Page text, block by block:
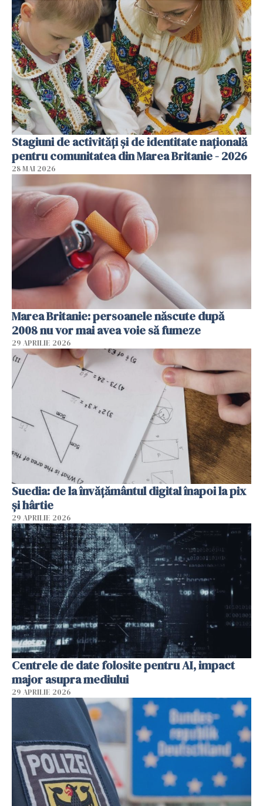
Stagiuni de activități și de identitate națională
pentru comunitatea din Marea Britanie - 2026
28 MAI 2026
Marea Britanie: persoanele născute după
2008 nu vor mai avea voie să fumeze
29 APRILIE 2026
Suedia: de la învățământul digital înapoi la pix
și hârtie
29 APRILIE 2026
Centrele de date folosite pentru AI, impact
major asupra mediului
29 APRILIE 2026